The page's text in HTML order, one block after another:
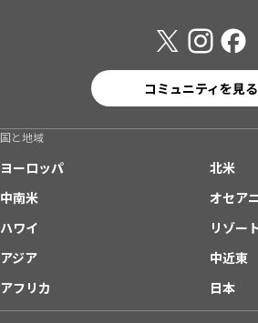
コミュニティを見る
国と地域
ヨーロッパ
北米
中南米
オセア
ハワイ
リゾー
アジア
中近東
アフリカ
日本